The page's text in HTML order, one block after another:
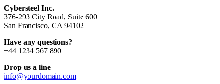
Cybersteel Inc.
376-293 City Road, Suite 600
San Francisco, CA 94102
Have any questions?
+44 1234 567 890
Drop us a line
info@yourdomain.com